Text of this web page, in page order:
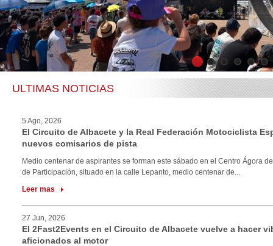
1 2 3 4 5 6
ULTIMAS NOTICIAS
5 Ago, 2026
El Circuito de Albacete y la Real Federación Motociclista
nuevos comisarios de pista
Medio centenar de aspirantes se forman este sábado en el Centro Ágora
de Participación, situado en la calle Lepanto, medio centenar de...
Leer mas
27 Jun, 2026
El 2Fast2Events en el Circuito de Albacete vuelve a hacer
aficionados al motor